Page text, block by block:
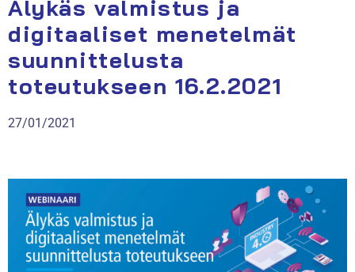
Älykäs valmistus ja
digitaaliset menetelmät
suunnittelusta
toteutukseen 16.2.2021
27/01/2021